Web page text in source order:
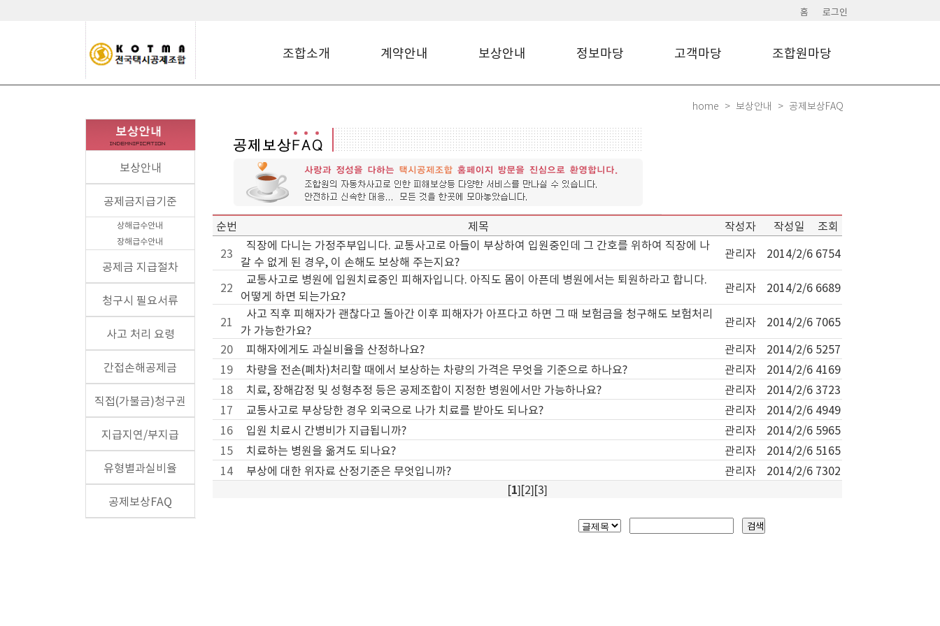
홈 로그인
조합소개 계약안내 보상안내 정보마당 고객마당 조합원마당
보상안내
공제금지급기준
상해급수안내
장해급수안내
공제금 지급절차
청구시 필요서류
사고 처리 요령
간접손해공제금
직접(가불금)청구권
지급지연/부지급
유형별과실비율
공제보상FAQ
home 보상안내 공제보상FAQ
순번 제목 작성자 작성일
조회
23
직장에 다니는 가정주부입니다. 교통사고로 아들이 부상하여 입원중인데 그 간호를 위하여 직장에 나
갈 수 없게 된 경우, 이 손해도 보상해 주는지요?
관리자 2014/2/6 6754
22
교통사고로 병원에 입원치료중인 피해자입니다. 아직도 몸이 아픈데 병원에서는 퇴원하라고 합니다.
어떻게 하면 되는가요?
관리자 2014/2/6 6689
21
사고 직후 피해자가 괜찮다고 돌아간 이후 피해자가 아프다고 하면 그 때 보험금을 청구해도 보험처리
가 가능한가요?
관리자 2014/2/6 7065
20
피해자에게도 과실비율을 산정하나요? 관리자 2014/2/6 5257
19
차량을 전손(폐차)처리할 때에서 보상하는 차량의 가격은 무엇을 기준으로 하나요? 관리자 2014/2/6 4169
18
치료, 장해감정 및 성형추정 등은 공제조합이 지정한 병원에서만 가능하나요? 관리자 2014/2/63723
17
교통사고로 부상당한 경우 외국으로 나가 치료를 받아도 되나요? 관리자 2014/2/6 4949
16
입원 치료시 간병비가 지급됩니까? 관리자 2014/2/6 5965
15
치료하는 병원을 옮겨도 되나요? 관리자 2014/2/6 5165
14
부상에 대한 위자료 산정기준은 무엇입니까? 관리자 2014/2/6 7302
[1][2][3]